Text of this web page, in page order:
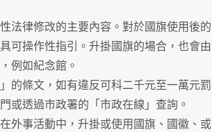
律修改的主要內容。對於國旗使用後的
可操作性指引。升掛國旗的場合，也會由
例如紀念館。
條文，如有違反可科二千元至一萬元罰
或透過市政署的「市政在線」查詢。
事活動中，升掛或使用國旗、國徽、或